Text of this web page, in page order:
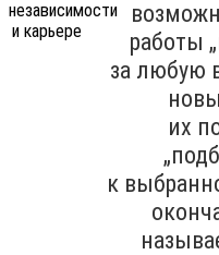
работы
за любую
их
к